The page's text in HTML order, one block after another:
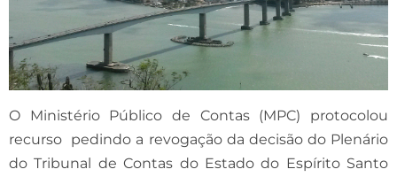
O Ministério Público de Contas (MPC) protocolou
recurso pedindo a revogação da decisão do Plenário
do Tribunal de Contas do Estado do Espírito Santo